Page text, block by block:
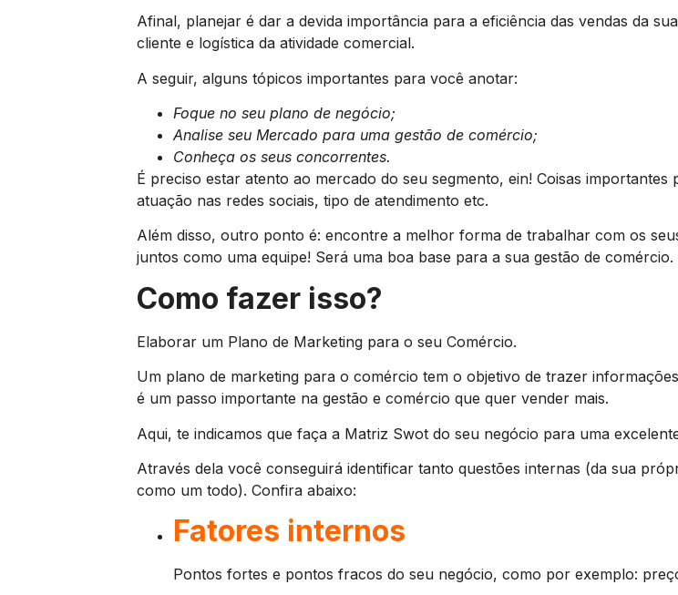
Afinal, planejar é dar a devida importância para a eficiência das vendas da
cliente e logística da atividade comercial.
A seguir, alguns tópicos importantes para você anotar:
Foque no seu plano de negócio;
Analise seu Mercado para uma gestão de comércio;
Conheça os seus concorrentes.
É preciso estar atento ao mercado do seu segmento, ein! Coisas
atuação nas redes sociais, tipo de atendimento etc.
Além disso, outro ponto é: encontre a melhor forma de trabalhar com os
juntos como uma equipe! Será uma boa base para a sua gestão de comércio.
Como fazer isso?
Elaborar um Plano de Marketing para o seu Comércio.
Um plano de marketing para o comércio tem o objetivo de trazer
é um passo importante na gestão e comércio que quer vender mais.
Aqui, te indicamos que faça a Matriz Swot do seu negócio para uma
Através dela você conseguirá identificar tanto questões internas (da sua
como um todo). Confira abaixo:
Fatores internos
Pontos fortes e pontos fracos do seu negócio, como por exemplo: